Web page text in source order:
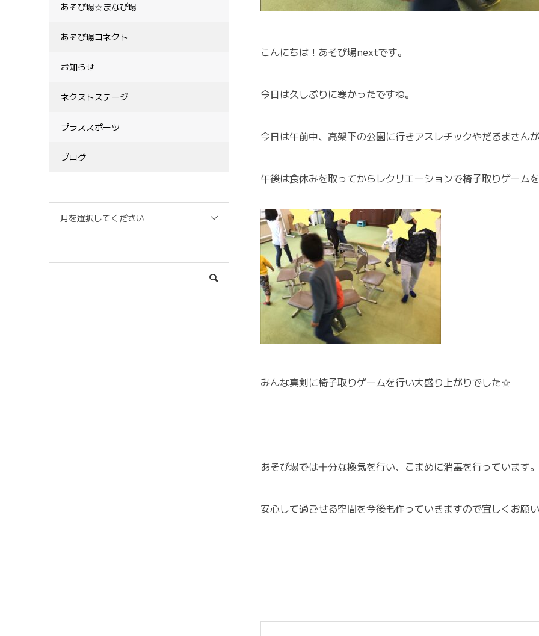
こんにちは！あそび場nextです。
今日は久しぶりに寒かったですね。
今日は午前中、高架下の公園に行きアスレチックやだるまさん
午後は食休みを取ってからレクリエーションで椅子取りゲームを
みんな真剣に椅子取りゲームを行い大盛り上がりでした☆
あそび場では十分な換気を行い、こまめに消毒を行っています。
安心して過ごせる空間を今後も作っていきますので宜しくお願い
あそび場☆まなび場
あそび場コネクト
お知らせ
ネクストステージ
プラススポーツ
ブログ
月を選択してください